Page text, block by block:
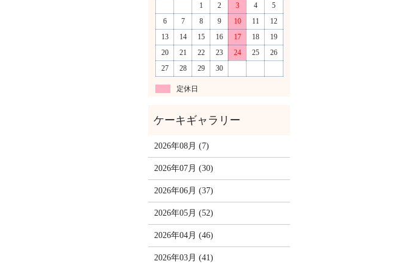
1
2 3 4
5
6
7 8 9 10 11
12
13
14 15 16 17 18
19
20
21 22 23 24 25
26
27
28 29 30
定休日
2026年08月 (7)
2026年07月 (30)
2026年06月 (37)
2026年05月 (52)
2026年04月 (46)
2026年03月 (41)